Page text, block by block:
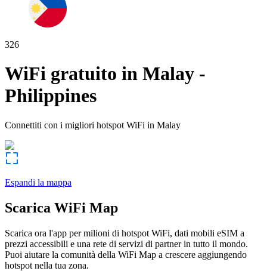
326
WiFi gratuito in Malay -
Philippines
Connettiti con i migliori hotspot WiFi in Malay
Espandi la mappa
Scarica WiFi Map
Scarica ora l'app per milioni di hotspot WiFi, dati mobili eSIM a
prezzi accessibili e una rete di servizi di partner in tutto il mondo.
Puoi aiutare la comunità della WiFi Map a crescere aggiungendo
hotspot nella tua zona.